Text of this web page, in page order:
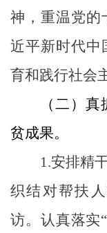
神，重温党的
近平新时代中
育和践行社会
（二）
贫成果。
1.安排精
织结对帮扶
访。认真落实